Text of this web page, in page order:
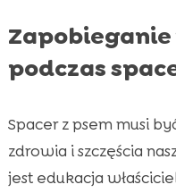
podczas
Spacer z psem musi
zdrowia i szczęścia
jest edukacja